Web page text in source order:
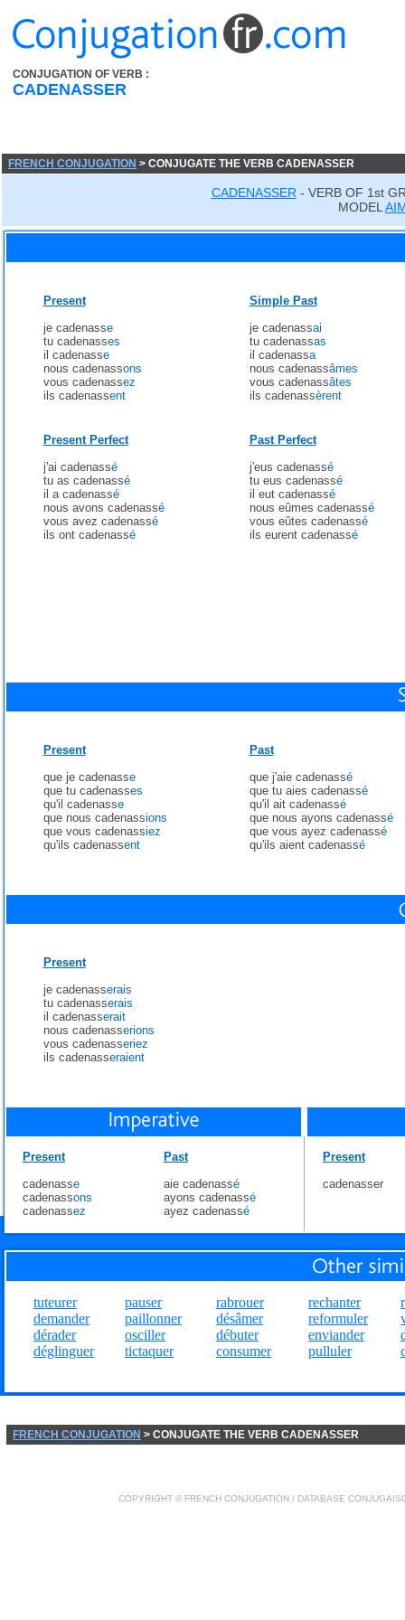
CONJUGATION OF VERB :
CADENASSER
FRENCH CONJUGATION > CONJUGATE THE VERB CADENASSER
CADENASSER - VERB OF 1st
MODEL
Present
je cadenasse
tu cadenasses
il cadenasse
nous cadenassons
vous cadenassez
ils cadenassent
Simple Past
je cadenassai
tu cadenassas
il cadenassa
nous cadenassâmes
vous cadenassâtes
ils cadenassèrent
Present Perfect
j'ai cadenassé
tu as cadenassé
il a cadenassé
nous avons cadenassé
vous avez cadenassé
ils ont cadenassé
Past Perfect
j'eus cadenassé
tu eus cadenassé
il eut cadenassé
nous eûmes cadenassé
vous eûtes cadenassé
ils eurent cadenassé
Present
que je cadenasse
que tu cadenasses
qu'il cadenasse
que nous cadenassions
que vous cadenassiez
qu'ils cadenassent
Past
que j'aie cadenassé
que tu aies cadenassé
qu'il ait cadenassé
que nous ayons cadenassé
que vous ayez cadenassé
qu'ils aient cadenassé
Present
je cadenasserais
tu cadenasserais
il cadenasserait
nous cadenasserions
vous cadenasseriez
ils cadenasseraient
Present
cadenasse
cadenassons
cadenassez
Past
aie cadenassé
ayons cadenassé
ayez cadenassé
Present
cadenasser
tuteurer
demander
dérader
déglinguer
pauser
paillonner
osciller
tictaquer
rabrouer
désâmer
débuter
consumer
rechanter
reformuler
enviander
pulluler
FRENCH CONJUGATION > CONJUGATE THE VERB CADENASSER
COPYRIGHT © FRENCH CONJUGATION / DATABASE